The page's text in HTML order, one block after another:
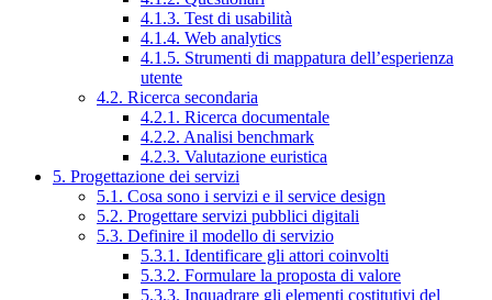
4.1.3. Test di usabilità
4.1.4. Web analytics
4.1.5. Strumenti di mappatura dell’esperienza
utente
4.2. Ricerca secondaria
4.2.1. Ricerca documentale
4.2.2. Analisi benchmark
4.2.3. Valutazione euristica
5. Progettazione dei servizi
5.1. Cosa sono i servizi e il service design
5.2. Progettare servizi pubblici digitali
5.3. Definire il modello di servizio
5.3.1. Identificare gli attori coinvolti
5.3.2. Formulare la proposta di valore
5.3.3. Inquadrare gli elementi costitutivi del